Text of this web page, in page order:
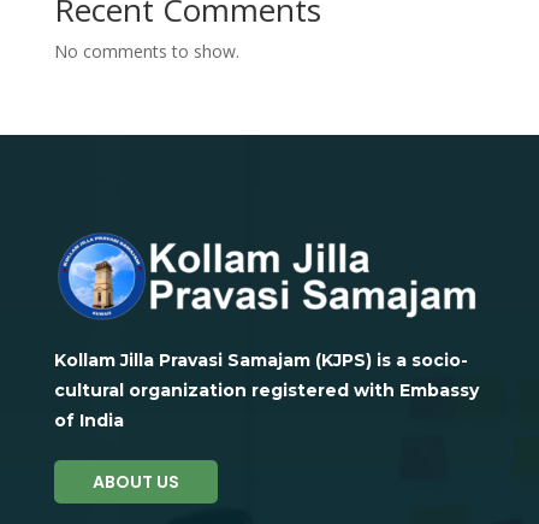
Recent Comments
No comments to show.
Kollam Jilla Pravasi Samajam (KJPS) is a socio-
cultural organization registered with Embassy
of India
ABOUT US